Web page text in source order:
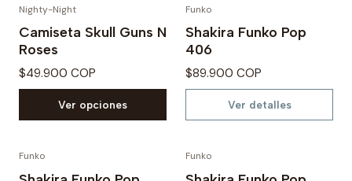
Nighty-Night
Camiseta Skull Guns N
Roses
$49.900 COP
Ver opciones
Funko
Shakira Funko Pop
406
$89.900 COP
Ver detalles
Funko Funko